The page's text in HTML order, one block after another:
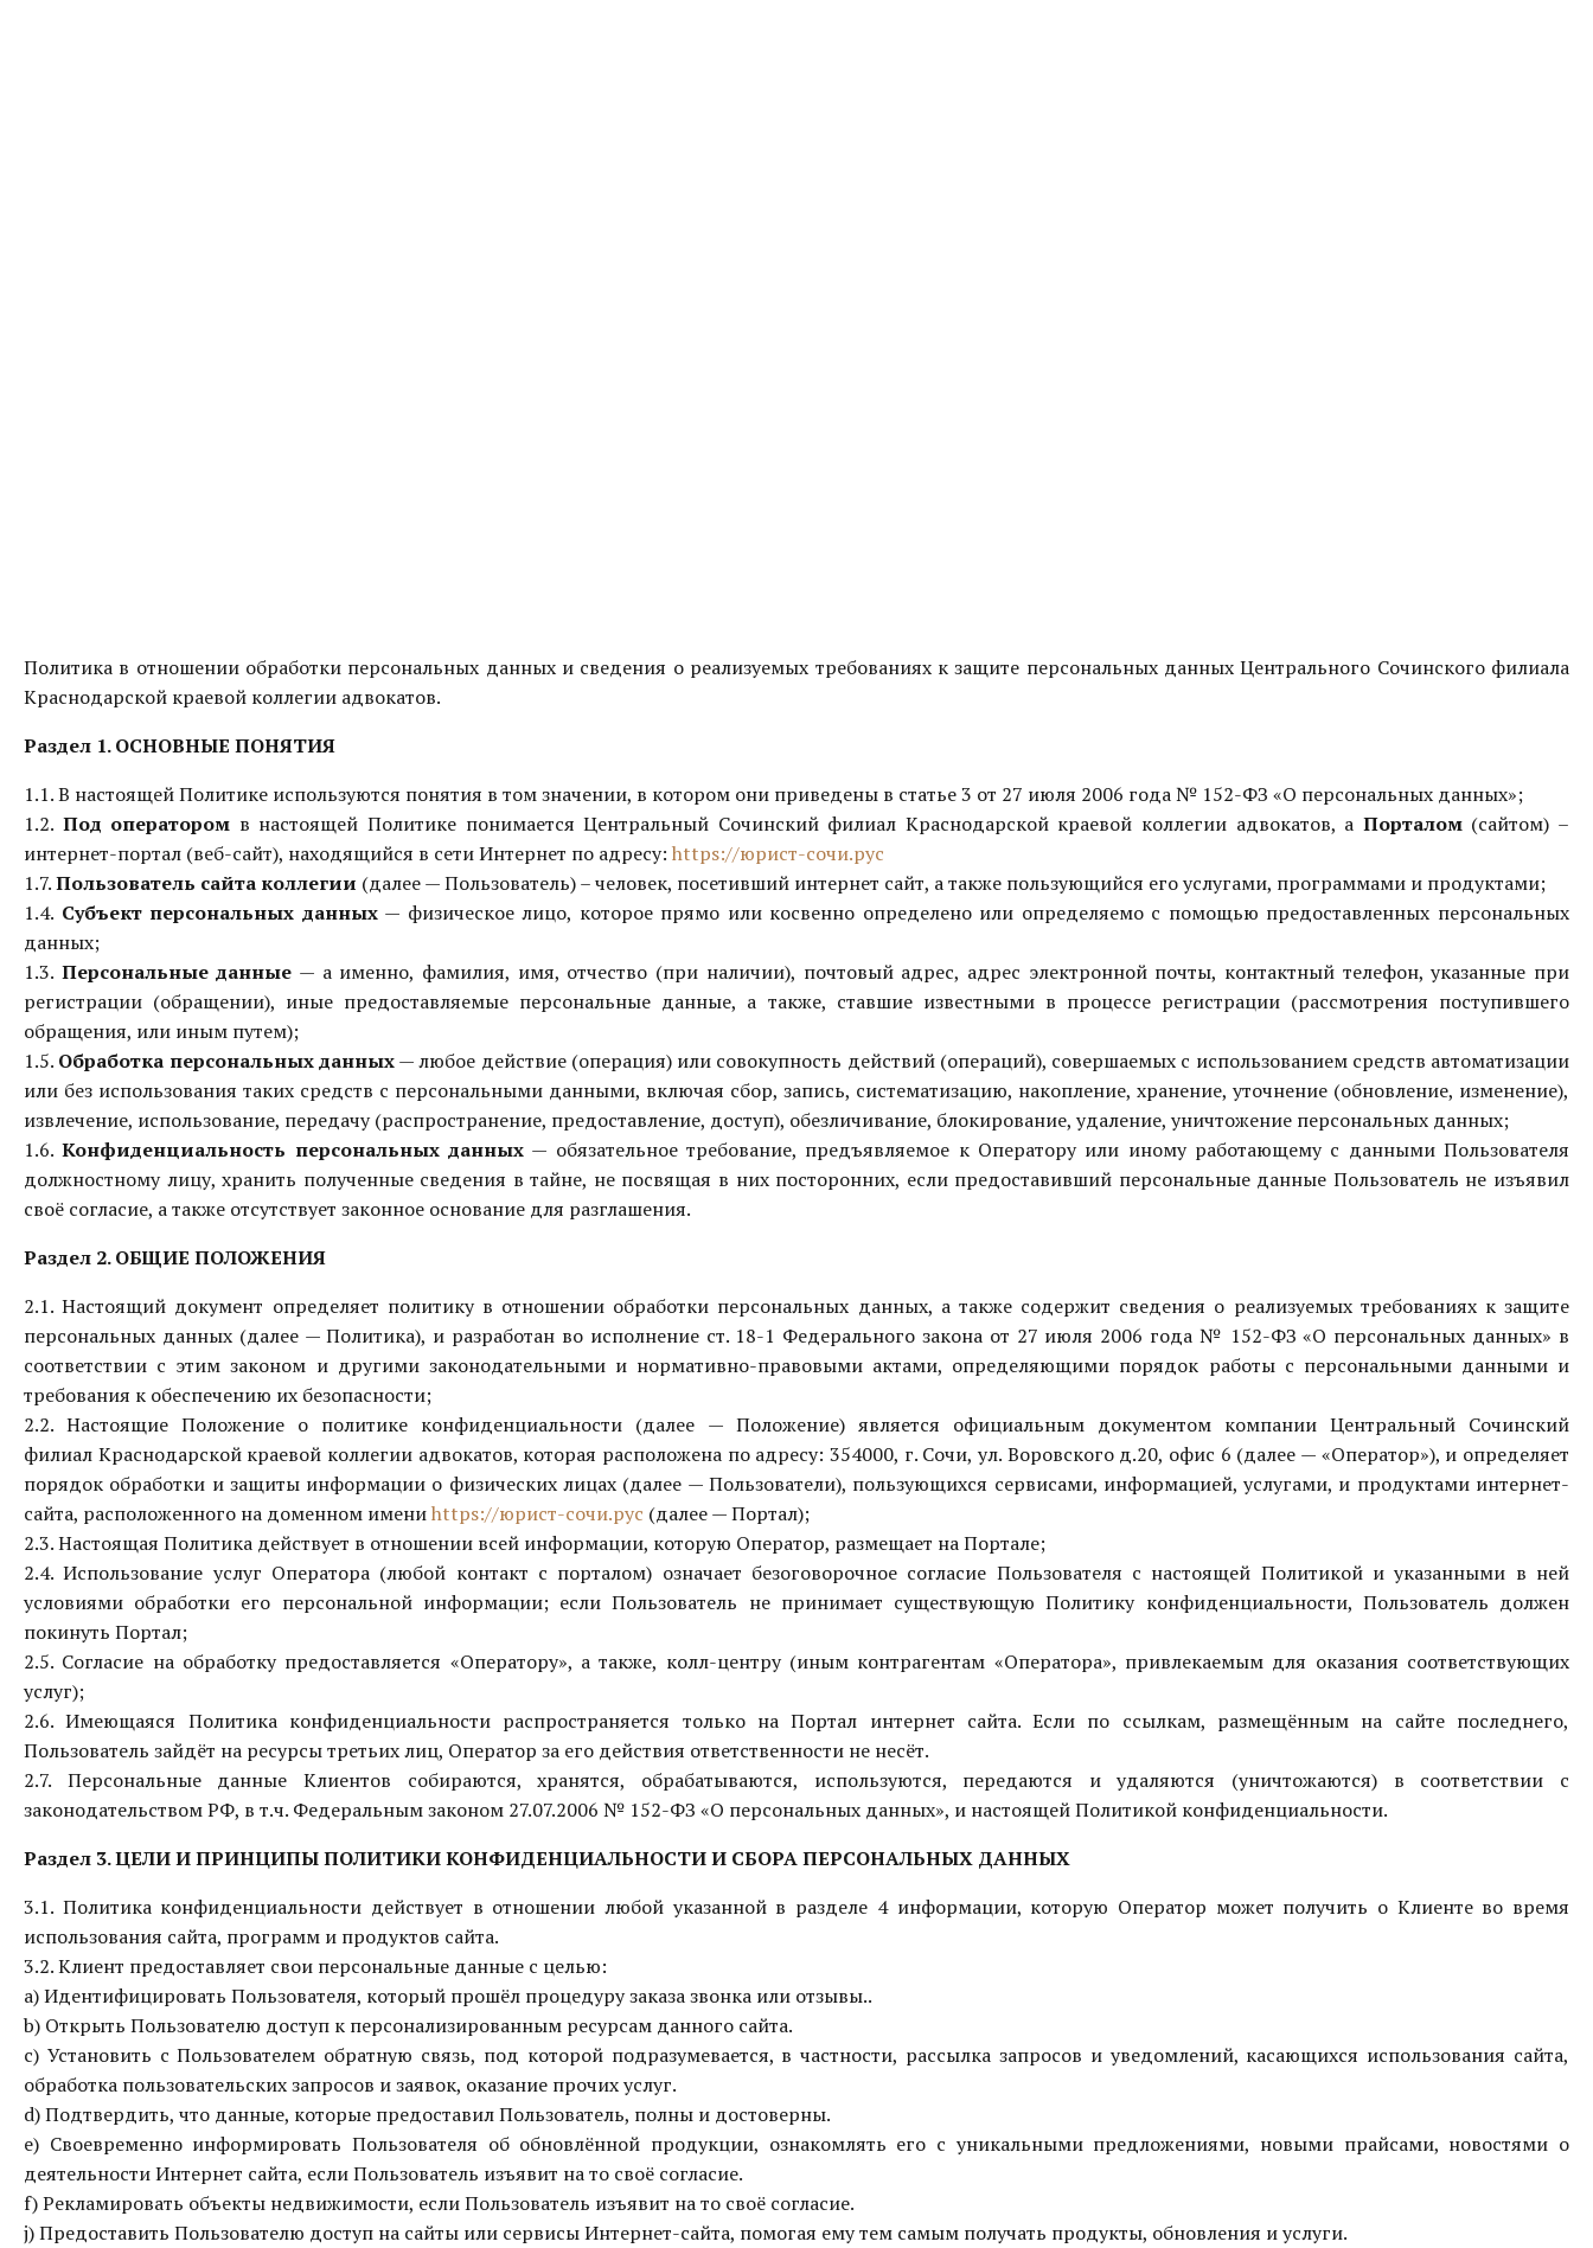
Политика в отношении обработки персональных данных и сведения о реализуемых требованиях к защите персональных данных Центрального Сочинского филиала
Краснодарской краевой коллегии адвокатов.
Раздел 1. ОСНОВНЫЕ ПОНЯТИЯ
1.1. В настоящей Политике используются понятия в том значении, в котором они приведены в статье 3 от 27 июля 2006 года № 152-ФЗ «О персональных данных»;
1.2. Под оператором в настоящей Политике понимаетсяЦентральный Сочинский филиал Краснодарской краевой коллегии адвокатов, а Порталом(сайтом) –
интернет-портал (веб-сайт), находящийся в сети Интернет по адресу: https://юрист-сочи.рус
1.7.Пользователь сайта коллегии (далее — Пользователь) – человек, посетивший интернет сайт, а также пользующийся его услугами, программами и продуктами;
1.4. Субъект персональных данных— физическое лицо, которое прямо или косвенно определено или определяемо с помощью предоставленных персональных
данных;
1.3. Персональные данные — а именно, фамилия, имя, отчество (при наличии), почтовый адрес, адрес электронной почты, контактный телефон, указанные при
регистрации (обращении), иные предоставляемые персональные данные, а также, ставшие известными в процессе регистрации (рассмотрения поступившего
обращения, или иным путем);
1.5. Обработка персональных данных— любое действие (операция) или совокупность действий (операций), совершаемых с использованием средств автоматизации
или без использования таких средств с персональными данными, включая сбор, запись, систематизацию, накопление, хранение, уточнение (обновление, изменение),
извлечение, использование, передачу (распространение, предоставление, доступ), обезличивание, блокирование, удаление, уничтожение персональных данных;
1.6.Конфиденциальность персональных данных — обязательное требование, предъявляемое к Оператору или иному работающему с данными Пользователя
должностному лицу, хранить полученные сведения в тайне, не посвящая в них посторонних, если предоставивший персональные данные Пользователь не изъявил
своё согласие, а также отсутствует законное основание для разглашения.
Раздел 2. ОБЩИЕ ПОЛОЖЕНИЯ
2.1. Настоящий документ определяет политику в отношении обработки персональных данных, а также содержит сведения о реализуемых требованиях к защите
персональных данных (далее — Политика), и разработан во исполнение ст. 18-1 Федерального закона от 27 июля 2006 года № 152-ФЗ «О персональных данных» в
соответствии с этим законом и другими законодательными и нормативно-правовыми актами, определяющими порядок работы с персональными данными и
требования к обеспечению их безопасности;
2.2. Настоящие Положение о политике конфиденциальности (далее — Положение) является официальным документом компании Центральный Сочинский
филиал Краснодарской краевой коллегии адвокатов, которая расположена по адресу: 354000, г. Сочи, ул. Воровского д.20, офис 6 (далее — «Оператор»), и определяет
порядок обработки и защиты информации о физических лицах (далее — Пользователи), пользующихся сервисами, информацией, услугами, и продуктами интернет-
сайта, расположенного на доменном имениhttps://юрист-сочи.рус (далее — Портал);
2.3. Настоящая Политика действует в отношении всей информации, которую Оператор, размещает на Портале;
2.4. Использование услуг Оператора (любой контакт с порталом) означает безоговорочное согласие Пользователя с настоящей Политикой и указанными в ней
условиями обработки его персональной информации; если Пользователь не принимает существующую Политику конфиденциальности, Пользователь должен
покинуть Портал;
2.5. Согласие на обработку предоставляется «Оператору», а также, колл-центру (иным контрагентам «Оператора», привлекаемым для оказания соответствующих
услуг);
2.6. Имеющаяся Политика конфиденциальности распространяется только на Портал интернет сайта. Если по ссылкам, размещённым на сайте последнего,
Пользователь зайдёт на ресурсы третьих лиц, Оператор за его действия ответственности не несёт.
2.7. Персональные данные Клиентов собираются, хранятся, обрабатываются, используются, передаются и удаляются (уничтожаются) в соответствии с
законодательством РФ, в т.ч. Федеральным законом 27.07.2006 № 152-ФЗ «О персональных данных», и настоящей Политикой конфиденциальности.
Раздел 3. ЦЕЛИ И ПРИНЦИПЫ ПОЛИТИКИ КОНФИДЕНЦИАЛЬНОСТИ И СБОРА ПЕРСОНАЛЬНЫХ ДАННЫХ
3.1. Политика конфиденциальности действует в отношении любой указанной в разделе 4 информации, которую Оператор может получить о Клиенте во время
использования сайта, программ и продуктов сайта.
3.2. Клиент предоставляет свои персональные данные с целью:
a) Идентифицировать Пользователя, который прошёл процедуру заказа звонка или отзывы..
b) Открыть Пользователю доступ к персонализированным ресурсам данного сайта.
c) Установить с Пользователем обратную связь, под которой подразумевается, в частности, рассылка запросов и уведомлений, касающихся использования сайта,
обработка пользовательских запросов и заявок, оказание прочих услуг.
d) Подтвердить, что данные, которые предоставил Пользователь, полны и достоверны.
e) Своевременно информировать Пользователя об обновлённой продукции, ознакомлять его с уникальными предложениями, новыми прайсами, новостями о
деятельности Интернет сайта, если Пользователь изъявит на то своё согласие.
f) Рекламировать объекты недвижимости, если Пользователь изъявит на то своё согласие.
j) Предоставить Пользователю доступ на сайты или сервисы Интернет-сайта, помогая ему тем самым получать продукты, обновления и услуги.